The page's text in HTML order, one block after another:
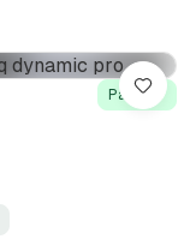
På lager
Lagre